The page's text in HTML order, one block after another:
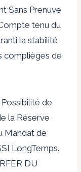
Sans Prenuve
tenu du
la stabilité
complièges de
de
la Réserve
Mandat de
LongTemps.
DU